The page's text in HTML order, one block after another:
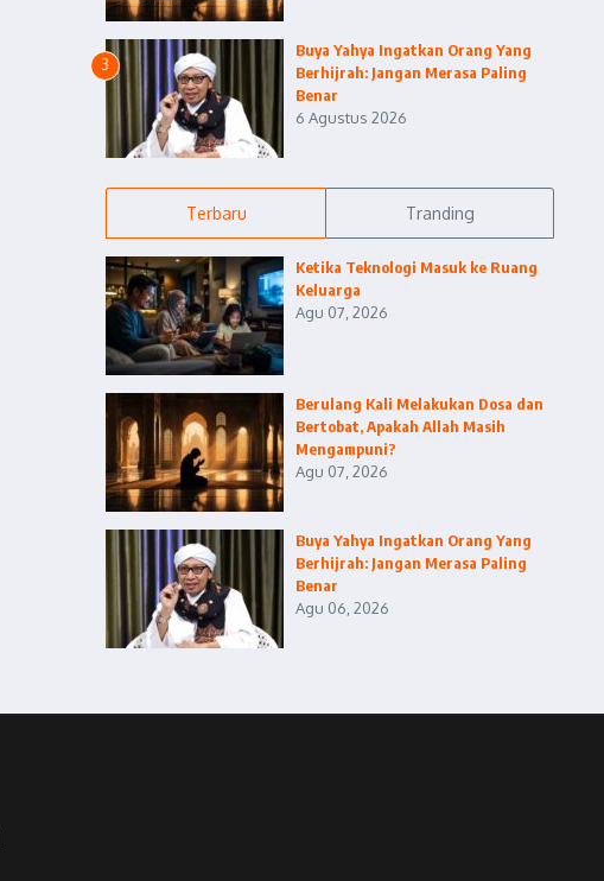
3
Buya Yahya Ingatkan Orang Yang
Berhijrah: Jangan Merasa Paling
Benar
6 Agustus 2026
Terbaru Tranding
Ketika Teknologi Masuk ke Ruang
Keluarga
Agu 07, 2026
Berulang Kali Melakukan Dosa dan
Bertobat, Apakah Allah Masih
Mengampuni?
Agu 07, 2026
Buya Yahya Ingatkan Orang Yang
Berhijrah: Jangan Merasa Paling
Benar
Agu 06, 2026